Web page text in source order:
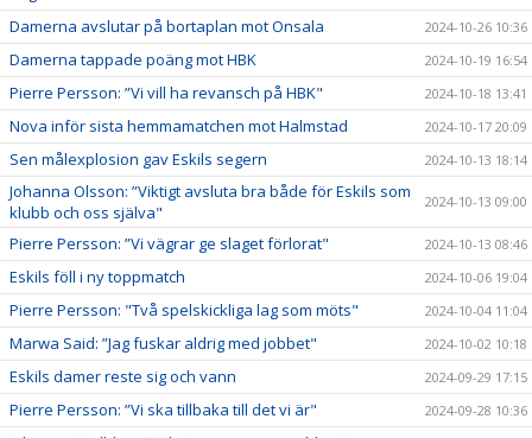
Damerna avslutar på bortaplan mot Onsala 2024-10-26 10:36
Damerna tappade poäng mot HBK 2024-10-19 16:54
Pierre Persson: ”Vi vill ha revansch på HBK" 2024-10-18 13:41
Nova inför sista hemmamatchen mot Halmstad 2024-10-17 20:09
Sen målexplosion gav Eskils segern 2024-10-13 18:14
Johanna Olsson: ”Viktigt avsluta bra både för Eskils som
klubb och oss själva"
2024-10-13 09:00
Pierre Persson: ”Vi vägrar ge slaget förlorat" 2024-10-13 08:46
Eskils föll i ny toppmatch 2024-10-06 19:04
Pierre Persson: "Två spelskickliga lag som möts" 2024-10-04 11:04
Marwa Said: ”Jag fuskar aldrig med jobbet" 2024-10-02 10:18
Eskils damer reste sig och vann 2024-09-29 17:15
Pierre Persson: ”Vi ska tillbaka till det vi är" 2024-09-28 10:36